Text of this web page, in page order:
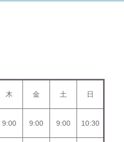
木 金 土 日
9:00 9:00 9:00 10:30